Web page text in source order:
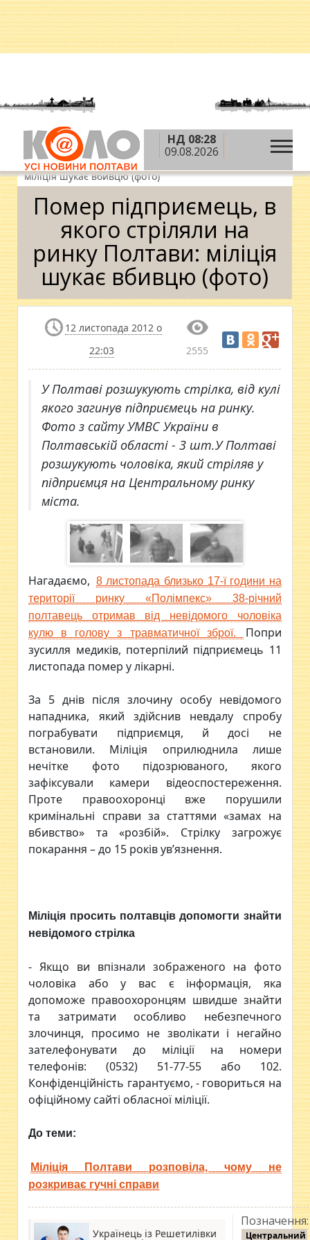
НД 08:28
09.08.2026
Головна » Новини » Ситуація »Помер
підприємець, в якого стріляли на ринку Полтави:
міліція шукає вбивцю (фото)
Помер підприємець, в
якого стріляли на
ринку Полтави: міліція
шукає вбивцю (фото)
12 листопада 2012 о
22:03
2555
У Полтаві розшукують стрілка, від кулі
якого загинув підприємець на ринку.
Фото з сайту УМВС України в
Полтавській області - 3 шт.У Полтаві
розшукують чоловіка, який стріляв у
підприємця на Центральному ринку
міста.
Нагадаємо, 8 листопада близько 17-ї години на
території ринку «Полімпекс» 38-річний
полтавець отримав від невідомого чоловіка
кулю в голову з травматичної зброї.
Попри
зусилля медиків, потерпілий підприємець 11
листопада помер у лікарні.
За 5 днів після злочину особу невідомого
нападника, який здійснив невдалу спробу
пограбувати підприємця, й досі не
встановили. Міліція оприлюднила лише
нечітке фото підозрюваного, якого
зафіксували камери відеоспостереження.
Проте правоохоронці вже порушили
кримінальні справи за статтями «замах на
вбивство» та «розбій». Стрілку загрожує
покарання – до 15 років ув’язнення.
Міліція просить полтавців допомогти знайти
невідомого стрілка
- Якщо ви впізнали зображеного на фото
чоловіка або у вас є інформація, яка
допоможе правоохоронцям швидше знайти
та затримати особливо небезпечного
злочинця, просимо не зволікати і негайно
зателефонувати до міліції на номери
телефонів: (0532) 51-77-55 або 102.
Конфіденційність гарантуємо, - говориться на
офіційному сайті обласної міліції.
До теми:
Міліція Полтави розповіла, чому не
розкриває гучні справи
Українець із Решетилівки
Позначення:
Центральний